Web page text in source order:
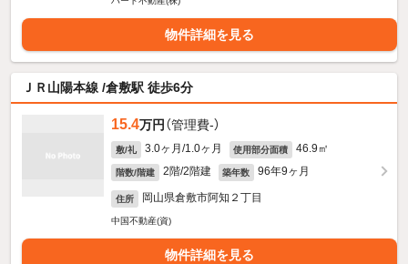
物件詳細を見る
ＪＲ山陽本線 /倉敷駅 徒歩6分
15.4万円 （管理費-）
敷/礼 3.0ヶ月/1.0ヶ月 使用部分面積 46.9㎡
階数/階建 2階/2階建 築年数 96年9ヶ月
住所 岡山県倉敷市阿知２丁目
中国不動産(資)
物件詳細を見る